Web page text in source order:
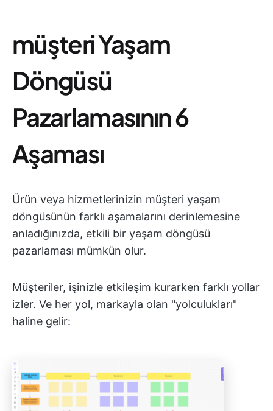
müşteri Yaşam
Döngüsü
Pazarlamasının 6
Aşaması
Ürün veya hizmetlerinizin müşteri yaşam
döngüsünün farklı aşamalarını derinlemesine
anladığınızda, etkili bir yaşam döngüsü
pazarlaması mümkün olur.
Müşteriler, işinizle etkileşim kurarken farklı yollar
izler. Ve her yol, markayla olan "yolculukları"
haline gelir: